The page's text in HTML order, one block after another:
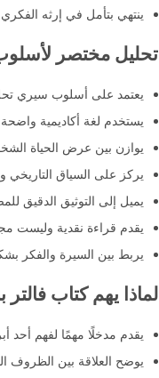
ينتهي بتأمل في إرثه الفكري
تحليل مختصر
يعتمد على أسلوب سيري
يستخدم لغة أكاديمية
يوازن بين عرض الحياة
يركز على السياق
يميل إلى التوثيق الدقيق
يقدم قراءة نقدية وليست
يربط بين السيرة والفكر
لماذا يهم كتاب
يقدم مدخلًا مهمًا لفهم أحد
يوضح العلاقة بين الظروف